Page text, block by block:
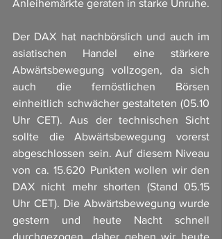
Der DAX hat nachbörslich und auch im
asiatischen Handel eine stärkere
Abwärtsbewegung vollzogen, da sich
auch die fernöstlichen Börsen
einheitlich schwächer gestalteten (05.10
Uhr CET). Aus der technischen Sicht
sollte die Abwärtsbewegung vorerst
abgeschlossen sein. Auf diesem Niveau
von ca. 15.620 Punkten wollen wir den
DAX nicht mehr shorten (Stand 05.15
Uhr CET). Die Abwärtsbewegung wurde
gestern und heute Nacht schnell
durchgezogen, daher gehen wir heute